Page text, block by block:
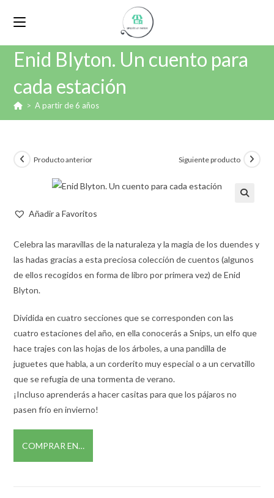
Enid Blyton. Un cuento para
cada estación
> A partir de 6 años
Producto anterior Siguiente producto
Añadir a Favoritos
Celebra las maravillas de la naturaleza y la magia de los duendes y
las hadas gracias a esta preciosa colección de cuentos (algunos
de ellos recogidos en forma de libro por primera vez) de Enid
Blyton.
Dividida en cuatro secciones que se corresponden con las
cuatro estaciones del año, en ella conocerás a Snips, un elfo que
hace trajes con las hojas de los árboles, a una pandilla de
juguetes que habla, a un corderito muy especial o a un cervatillo
que se refugia de una tormenta de verano.
¡Incluso aprenderás a hacer casitas para que los pájaros no
pasen frío en invierno!
COMPRAR EN…